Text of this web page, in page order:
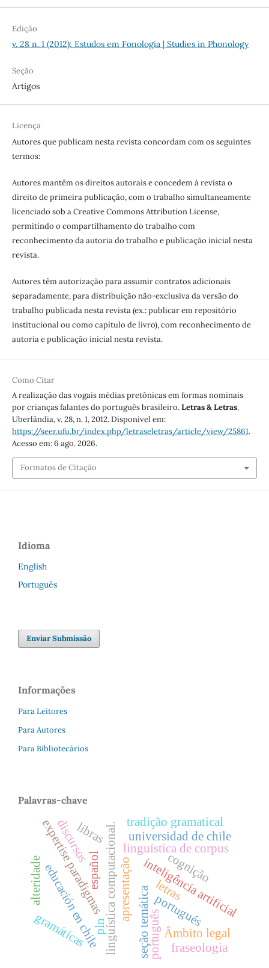
Edição
v. 28 n. 1 (2012): Estudos em Fonologia | Studies in Phonology
Seção
Artigos
Licença
Autores que publicam nesta revista concordam com os seguintes
termos:
Autores mantêm os direitos autorais e concedem à revista o
direito de primeira publicação, com o trabalho simultaneamente
licenciado sob a Creative Commons Attribution License,
permitindo o compartilhamento do trabalho com
reconhecimento da autoria do trabalho e publicação inicial nesta
revista.
Autores têm autorização para assumir contratos adicionais
separadamente, para distribuição não-exclusiva da versão do
trabalho publicada nesta revista (ex.: publicar em repositório
institucional ou como capítulo de livro), com reconhecimento de
autoria e publicação inicial nesta revista.
Como Citar
A realização das vogais médias pretônicas em formas nominais
por crianças falantes do português brasileiro.Letras & Letras,
Uberlândia, v. 28, n. 1, 2012. Disponível em:
https://seer.ufu.br/index.php/letraseletras/article/view/25861.
Acesso em: 6 ago. 2026.
Formatos de Citação
Idioma
English
Português
Enviar Submissão
Informações
Para Leitores
Para Autores
Para Bibliotecários
Palavras-chave
linguística de corpus
linguística computacional. inteligência artificial
letras
apresentaçãoseção temática
cognição
expertise paradigmas
educación en chile
gramáticas
universidad de chile
portugués
español
tradição gramatical
português Âmbito legal
libras
fraseologia
pln
alteridade
discursos